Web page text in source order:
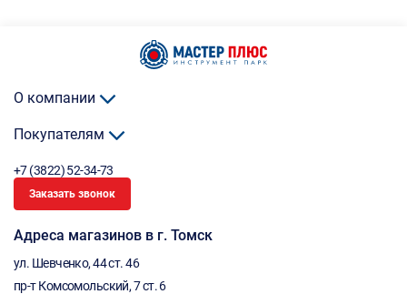
О компании
Покупателям
+7 (3822) 52-34-73
Заказать звонок
Адреса магазинов в г. Томск
ул. Шевченко, 44 ст. 46
пр-т Комсомольский, 7 ст. 6